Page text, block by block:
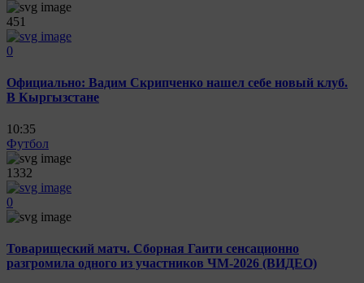
451
0
Официально: Вадим Скрипченко нашел себе новый клуб.
В Кыргызстане
10:35
Футбол
1332
0
Товарищеский матч. Сборная Гаити сенсационно
разгромила одного из участников ЧМ-2026 (ВИДЕО)